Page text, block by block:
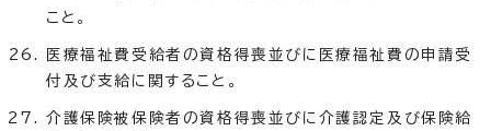
こと。
医療福祉費受給者の資格得喪並びに医療福祉費の申請受
付及び支給に関すること。
介護保険被保険者の資格得喪並びに介護認定及び保険給